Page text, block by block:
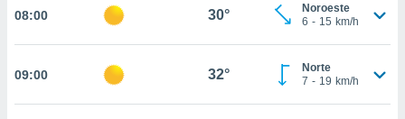
08:00 30°
Noroeste
6 - 15 km/h
09:00 32°
Norte
7 - 19 km/h